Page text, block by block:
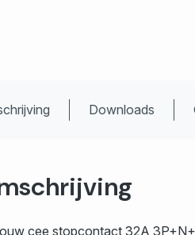
Downloads
cee stopcontact 32A